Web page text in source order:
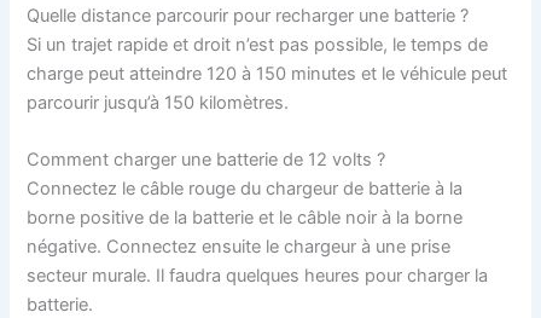
Quelle distance parcourir pour recharger une batterie ?
Si un trajet rapide et droit n’est pas possible, le temps de
charge peut atteindre 120 à 150 minutes et le véhicule peut
parcourir jusqu’à 150 kilomètres.
Comment charger une batterie de 12 volts ?
Connectez le câble rouge du chargeur de batterie à la
borne positive de la batterie et le câble noir à la borne
négative. Connectez ensuite le chargeur à une prise
secteur murale. Il faudra quelques heures pour charger la
batterie.